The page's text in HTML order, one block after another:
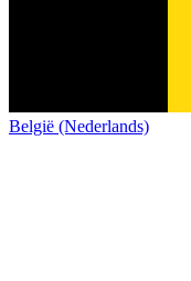
België (Nederlands)